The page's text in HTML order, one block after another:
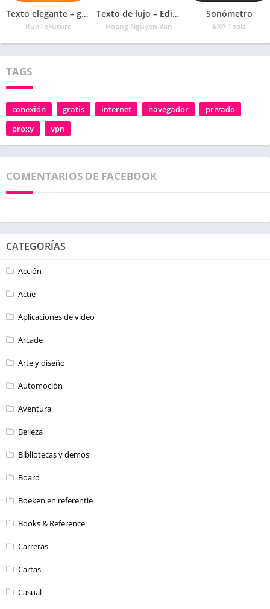
Texto elegante – generador de fuentes geniales
RunToFuture
Texto de lujo – Editor de apodos con símbolos
Hoang Nguyen Van
Sonómetro
EXA Tools
TAGS
conexión gratis internet navegador
privado
proxy
vpn
COMENTARIOS DE FACEBOOK
CATEGORÍAS
Acción
Actie
Aplicaciones de vídeo
Arcade
Arte y diseño
Automoción
Aventura
Belleza
Bibliotecas y demos
Board
Boeken en referentie
Books & Reference
Carreras
Cartas
Casual